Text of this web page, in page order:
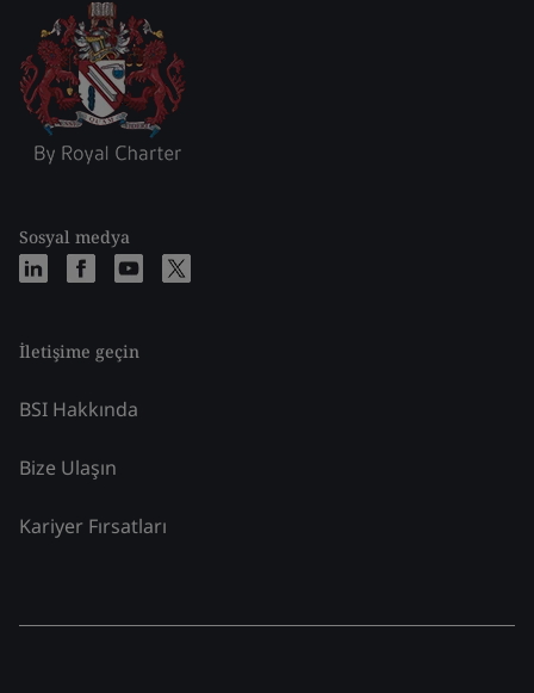
Sosyal medya
İletişime geçin
BSI Hakkında
Bize Ulaşın
Kariyer Fırsatları